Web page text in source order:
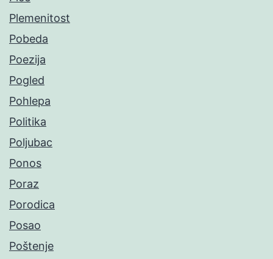
Plemenitost
Pobeda
Poezija
Pogled
Pohlepa
Politika
Poljubac
Ponos
Poraz
Porodica
Posao
Poštenje